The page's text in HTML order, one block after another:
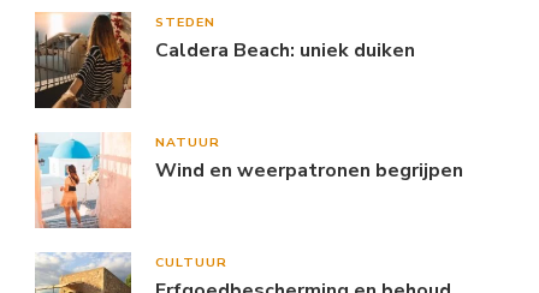
STEDEN
Caldera Beach: uniek duiken
NATUUR
Wind en weerpatronen begrijpen
CULTUUR